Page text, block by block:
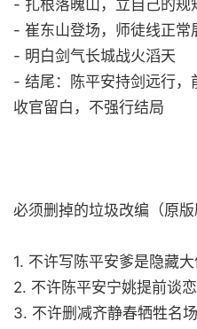
- 扎根落魄山，立自己的规
- 崔东山登场，师徒线正常
- 明白剑气长城战火滔天
- 结尾：陈平安持剑远行，
收官留白，不强行结局
必须删掉的垃圾改编（原版
1. 不许写陈平安爹是隐藏
2. 不许陈平安宁姚提前谈
3. 不许删减齐静春牺牲名